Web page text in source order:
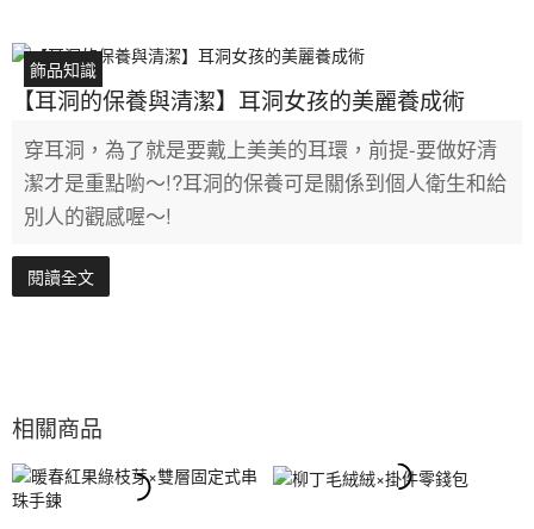
飾品知識
【耳洞的保養與清潔】耳洞女孩的美麗養成術
穿耳洞，為了就是要戴上美美的耳環，前提-要做好清
潔才是重點喲～!?耳洞的保養可是關係到個人衛生和給
別人的觀感喔～!
閱讀全文
相關商品